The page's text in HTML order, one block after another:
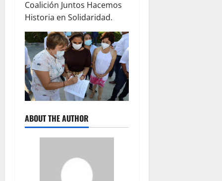
Coalición Juntos Hacemos
Historia en Solidaridad.
ABOUT THE AUTHOR